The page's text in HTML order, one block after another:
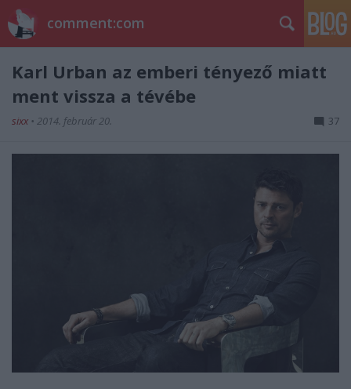
comment:com
Karl Urban az emberi tényező miatt
ment vissza a tévébe
sixx • 2014. február 20. 37